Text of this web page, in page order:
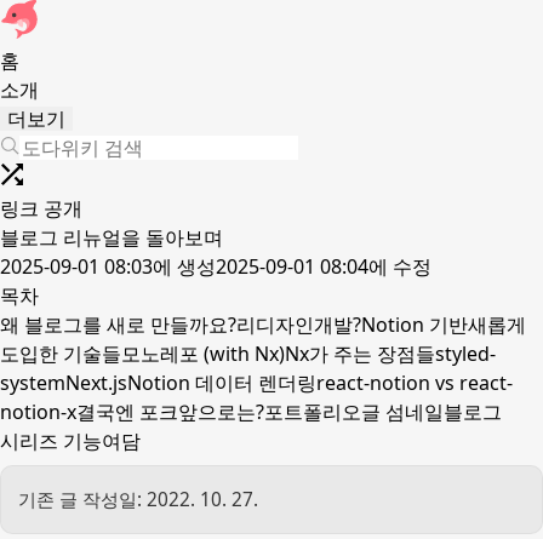
홈
소개
더보기
링크 공개
블로그 리뉴얼을 돌아보며
2025-09-01 08:03에 생성2025-09-01 08:04에 수정
목차
왜 블로그를 새로 만들까요?리디자인개발?Notion 기반새롭게
도입한 기술들모노레포 (with Nx)Nx가 주는 장점들styled-
systemNext.jsNotion 데이터 렌더링react-notion vs react-
notion-x결국엔 포크앞으로는?포트폴리오글 섬네일블로그
시리즈 기능여담
기존 글 작성일: 2022. 10. 27.